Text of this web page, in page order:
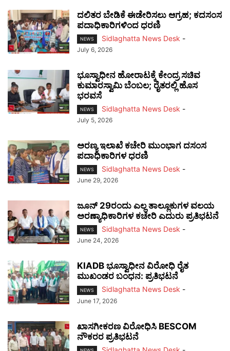
ದಲಿತರ ಬೇಡಿಕೆ ಈಡೇರಿಸಲು ಆಗ್ರಹ; ಕದಸಂಸ
ಪದಾಧಿಕಾರಿಗಳಿಂದ ಧರಣಿ
NEWS Sidlaghatta News Desk -
July 6, 2026
ಭೂಸ್ವಾಧೀನ ಹೋರಾಟಕ್ಕೆ ಕೇಂದ್ರ ಸಚಿವ
ಕುಮಾರಸ್ವಾಮಿ ಬೆಂಬಲ; ರೈತರಲ್ಲಿ ಹೊಸ
ಭರವಸೆ
NEWS Sidlaghatta News Desk -
July 5, 2026
ಅರಣ್ಯ ಇಲಾಖೆ ಕಚೇರಿ ಮುಂಭಾಗ ದಸಂಸ
ಪದಾಧಿಕಾರಿಗಳ ಧರಣಿ
NEWS Sidlaghatta News Desk -
June 29, 2026
ಜೂನ್ 29ರಂದು ಎಲ್ಲ ತಾಲ್ಲೂಕುಗಳ ವಲಯ
ಅರಣ್ಯಾಧಿಕಾರಿಗಳ ಕಚೇರಿ ಎದುರು ಪ್ರತಿಭಟನೆ
NEWS Sidlaghatta News Desk -
June 24, 2026
KIADB ಭೂಸ್ವಾಧೀನ ವಿರೋಧಿ ರೈತ
ಮುಖಂಡರ ಬಂಧನ: ಪ್ರತಿಭಟನೆ
NEWS Sidlaghatta News Desk -
June 17, 2026
ಖಾಸಗೀಕರಣ ವಿರೋಧಿಸಿ BESCOM
ನೌಕರರ ಪ್ರತಿಭಟನೆ